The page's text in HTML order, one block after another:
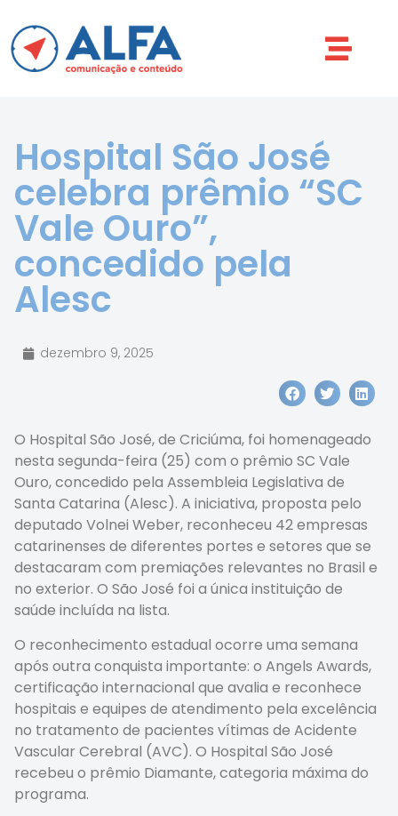
Hospital São José
celebra prêmio “SC
Vale Ouro”,
concedido pela
Alesc
dezembro 9, 2025
O Hospital São José, de Criciúma, foi homenageado
nesta segunda-feira (25) com o prêmio SC Vale
Ouro, concedido pela Assembleia Legislativa de
Santa Catarina (Alesc). A iniciativa, proposta pelo
deputado Volnei Weber, reconheceu 42 empresas
catarinenses de diferentes portes e setores que se
destacaram com premiações relevantes no Brasil e
no exterior. O São José foi a única instituição de
saúde incluída na lista.
O reconhecimento estadual ocorre uma semana
após outra conquista importante: o Angels Awards,
certificação internacional que avalia e reconhece
hospitais e equipes de atendimento pela excelência
no tratamento de pacientes vítimas de Acidente
Vascular Cerebral (AVC). O Hospital São José
recebeu o prêmio Diamante, categoria máxima do
programa.